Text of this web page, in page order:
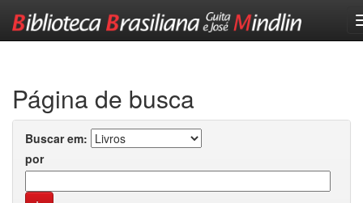
Página de busca
Buscar em:
por